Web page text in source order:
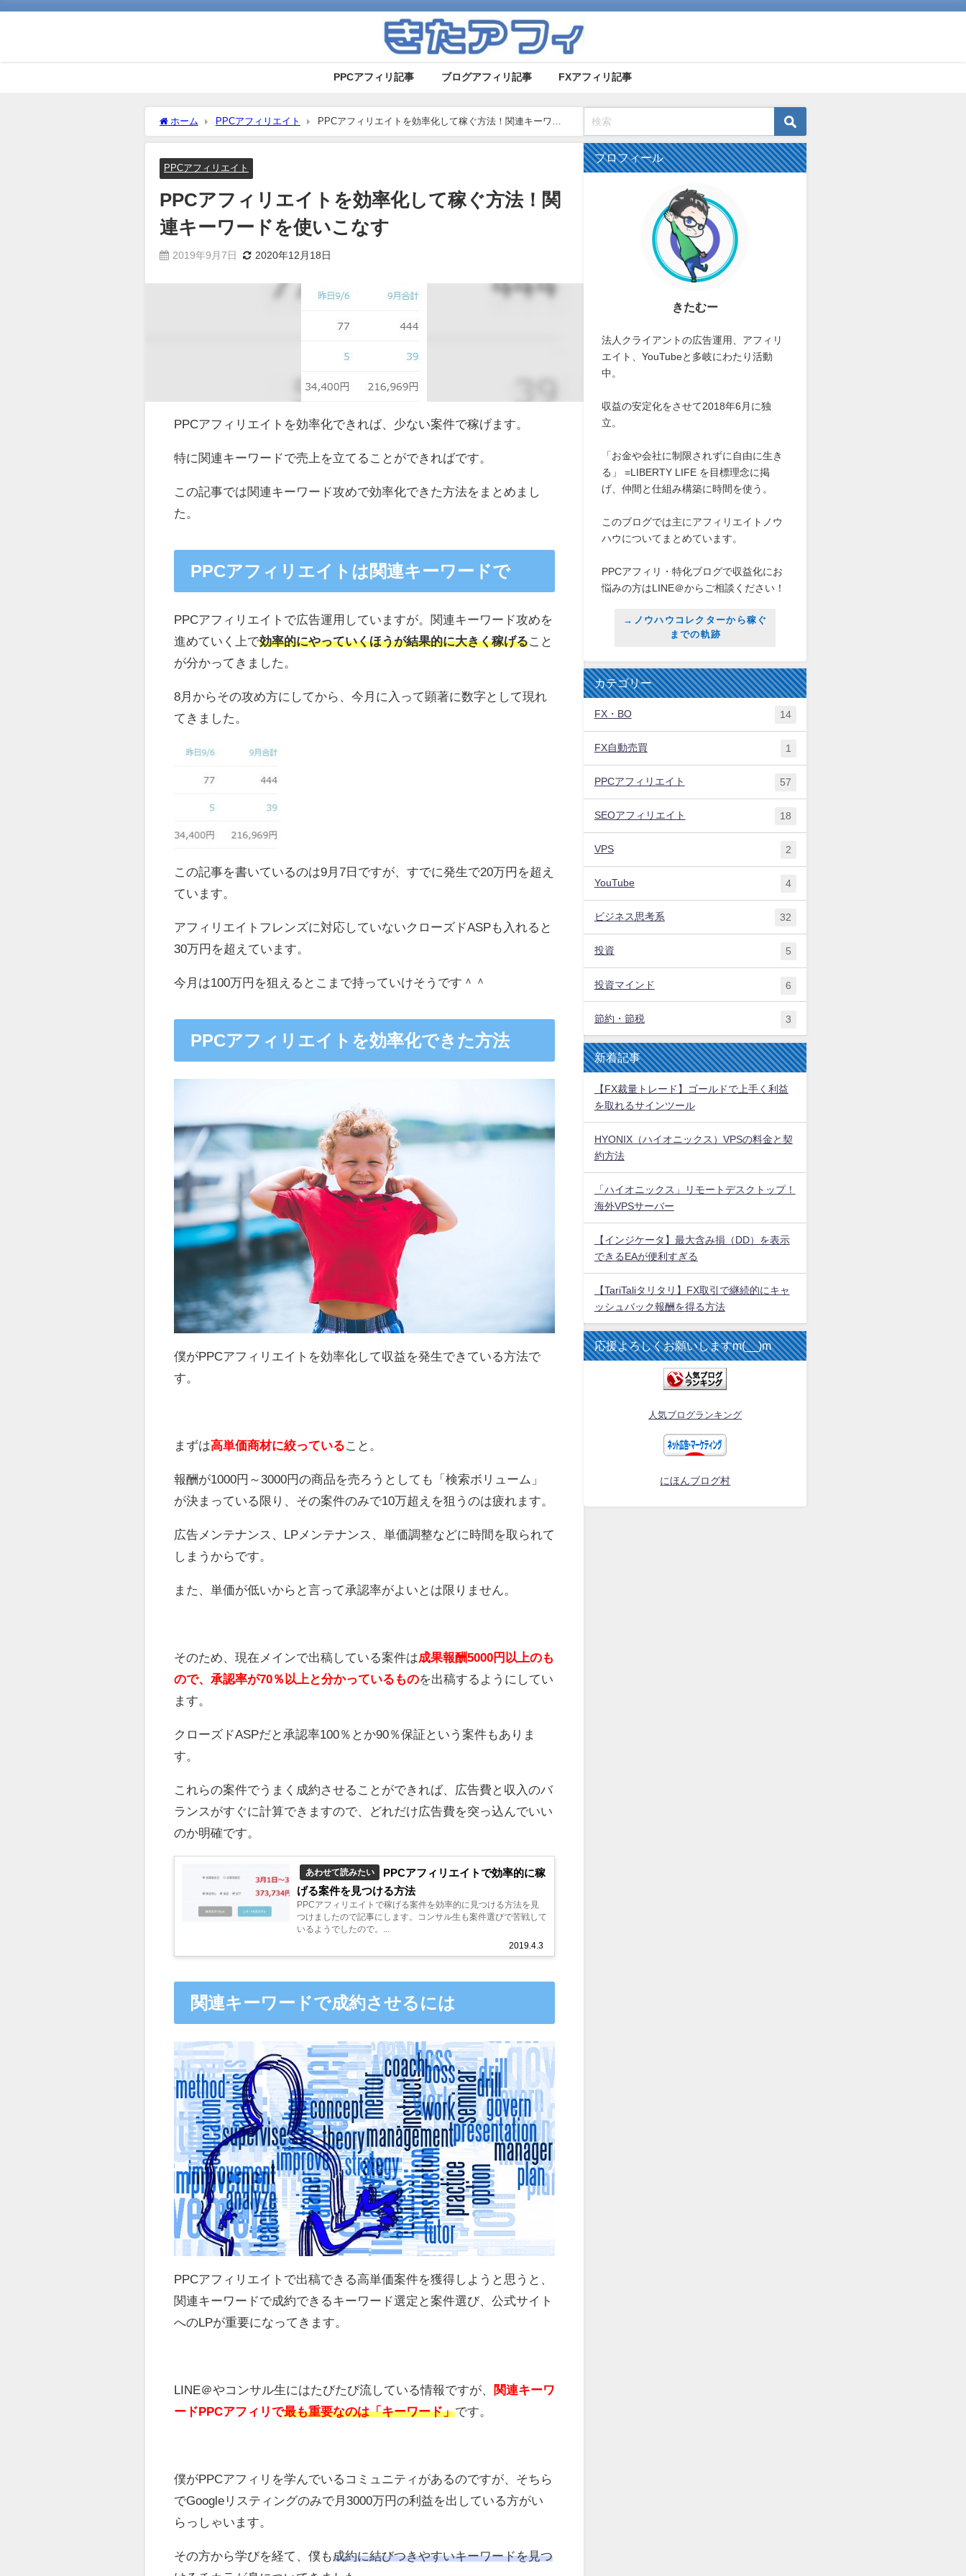
PPCアフィリ記事 ブログアフィリ記事 FXアフィリ記事
ホーム PPCアフィリエイト
PPCアフィリエイトを効率化して稼ぐ方法！関連キーワー
ドを使いこなす
PPCアフィリエイト
PPCアフィリエイトを効率化して稼ぐ方法！関
連キーワードを使いこなす
2019年9月7日 2020年12月18日
PPCアフィリエイトを効率化できれば、少ない案件で稼げます。
特に関連キーワードで売上を立てることができればです。
この記事では関連キーワード攻めで効率化できた方法をまとめまし
た。
PPCアフィリエイトは関連キーワードで
PPCアフィリエイトで広告運用していますが。関連キーワード攻めを
進めていく上で効率的にやっていくほうが結果的に大きく稼げること
が分かってきました。
8月からその攻め方にしてから、今月に入って顕著に数字として現れ
てきました。
この記事を書いているのは9月7日ですが、すでに発生で20万円を超え
ています。
アフィリエイトフレンズに対応していないクローズドASPも入れると
30万円を超えています。
今月は100万円を狙えるとこまで持っていけそうです＾＾
PPCアフィリエイトを効率化できた方法
僕がPPCアフィリエイトを効率化して収益を発生できている方法で
す。
まずは高単価商材に絞っている こと。
報酬が1000円～3000円の商品を売ろうとしても「検索ボリューム」
が決まっている限り、その案件のみで10万超えを狙うのは疲れます。
広告メンテナンス、LPメンテナンス、単価調整などに時間を取られて
しまうからです。
また、単価が低いからと言って承認率がよいとは限りません。
そのため、現在メインで出稿している案件は成果報酬5000円以上のも
ので、承認率が70％以上と分かっているものを出稿するようにしてい
ます。
クローズドASPだと承認率100％とか90％保証という案件もありま
す。
これらの案件でうまく成約させることができれば、広告費と収入のバ
ランスがすぐに計算できますので、どれだけ広告費を突っ込んでいい
のか明確です。
あわせて読みたい
PPCアフィリエイトで効率的に稼
げる案件を見つける方法
2019.4.3
PPCアフィリエイトで稼げる案件を効率的に見つける方法を見
つけましたので記事にします。コンサル生も案件選びで苦戦して
いるようでしたので。...
関連キーワードで成約させるには
PPCアフィリエイトで出稿できる高単価案件を獲得しようと思うと、
関連キーワードで成約できるキーワード選定と案件選び、公式サイト
へのLPが重要になってきます。
LINE＠やコンサル生にはたびたび流している情報ですが、
関連キーワ
ードPPCアフィリで最も重要なのは「キーワード」です。
僕がPPCアフィリを学んでいるコミュニティがあるのですが、そちら
でGoogleリスティングのみで月3000万円の利益を出している方がい
らっしゃいます。
その方から学びを経て、僕も成約に結びつきやすいキーワードを見つ
プロフィール
きたむー
法人クライアントの広告運用、アフィリ
エイト、YouTubeと多岐にわたり活動
中。
収益の安定化をさせて2018年6月に独
立。
「お金や会社に制限されずに自由に生き
る」 =LIBERTY LIFE を目標理念に掲
げ、仲間と仕組み構築に時間を使う。
このブログでは主にアフィリエイトノウ
ハウについてまとめています。
PPCアフィリ・特化ブログで収益化にお
悩みの方はLINE＠からご相談ください！
→ノウハウコレクターから稼ぐ
までの軌跡
カテゴリー
FX・BO 14
FX自動売買 1
PPCアフィリエイト 57
SEOアフィリエイト 18
VPS 2
YouTube 4
ビジネス思考系 32
投資 5
投資マインド 6
節約・節税 3
新着記事
【FX裁量トレード】ゴールドで上手く利益
を取れるサインツール
HYONIX（ハイオニックス）VPSの料金と契
約方法
「ハイオニックス」リモートデスクトップ！
海外VPSサーバー
【インジケータ】最大含み損（DD）を表示
できるEAが便利すぎる
【TariTaliタリタリ】FX取引で継続的にキャ
ッシュバック報酬を得る方法
応援よろしくお願いしますm(__)m
人気ブログランキング
にほんブログ村